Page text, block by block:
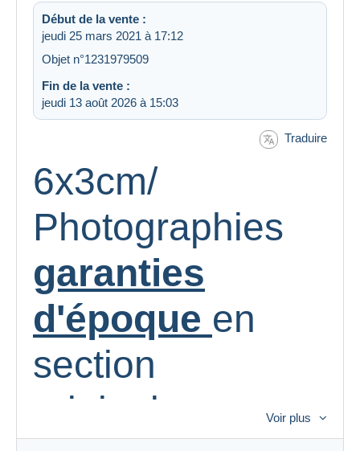
Début de la vente :
jeudi 25 mars 2021 à 17:12
Objet n°1231979509
Fin de la vente :
jeudi 13 août 2026 à 15:03
Traduire
6x3cm/
Photographies
garanties
d'époque en
section
originales
Voir plus